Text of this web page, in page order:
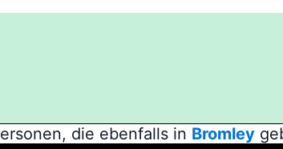
die ebenfalls in Bromley